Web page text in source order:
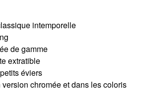
intemporelle
de gamme
extratible
éviers
chromée et dans les coloris